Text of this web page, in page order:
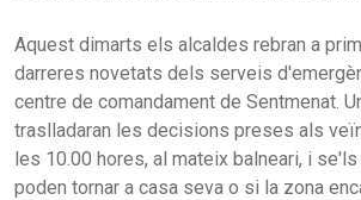
Aquest dimarts els alcaldes rebran a
darreres novetats dels serveis
centre de comandament de Sentmenat.
traslladaran les decisions preses als
les 10.00 hores, al mateix balneari, i
poden tornar a casa seva o si la zona